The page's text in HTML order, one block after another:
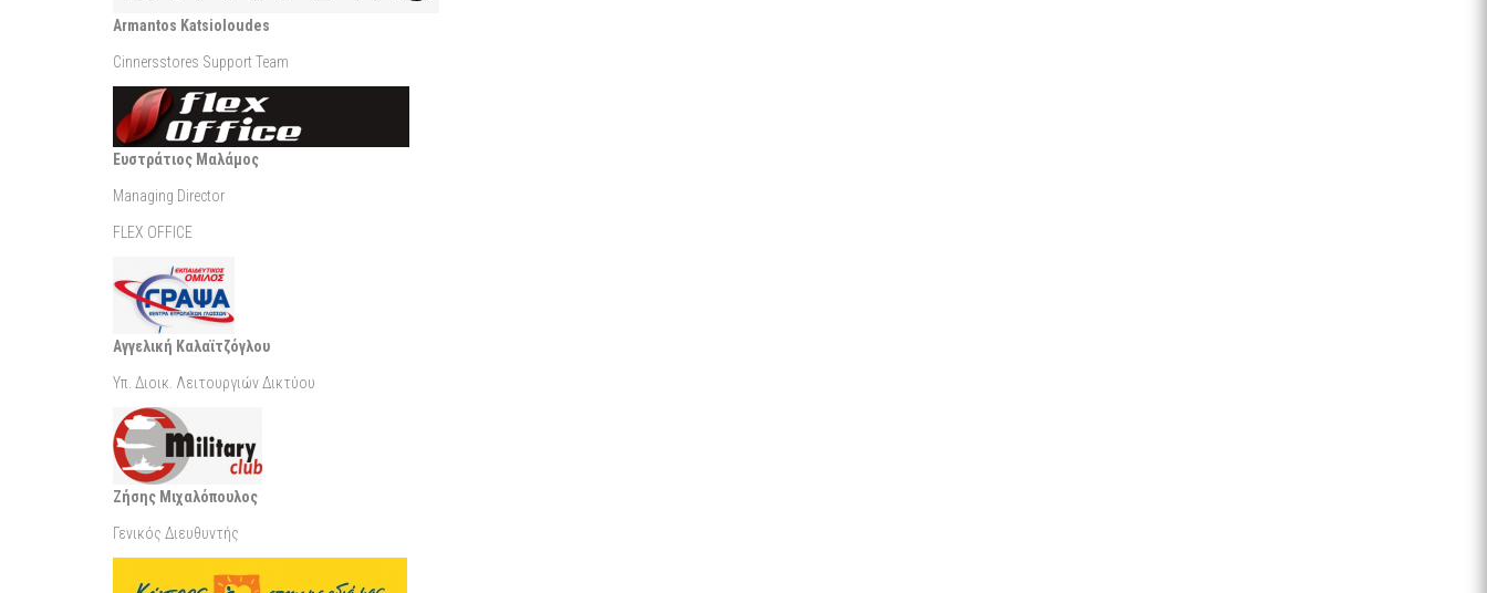
Armantos Katsioloudes
Cinnersstores Support Team
Ευστράτιος Μαλάμος
Managing Director
FLEX OFFICE
Αγγελική Καλαϊτζόγλου
Υπ. Διοικ. Λειτουργιών Δικτύου
Ζήσης Μιχαλόπουλος
Γενικός Διευθυντής